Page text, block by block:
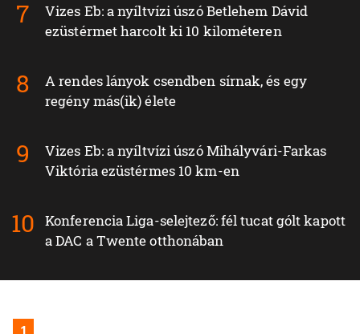
Vizes Eb: a nyíltvízi úszó Betlehem Dávid
ezüstérmet harcolt ki 10 kilométeren
A rendes lányok csendben sírnak, és egy
regény más(ik) élete
Vizes Eb: a nyíltvízi úszó Mihályvári-Farkas
Viktória ezüstérmes 10 km-en
Konferencia Liga-selejtező: fél tucat gólt kapott
a DAC a Twente otthonában
1